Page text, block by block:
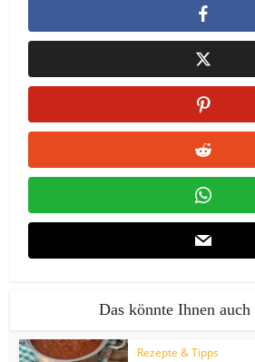
Das könnte Ihnen
Rezepte & Tipps